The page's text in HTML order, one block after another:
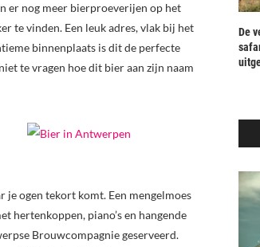
er nog meer bierproeverijen op het
te vinden. Een leuk adres, vlak bij het
binnenplaats is dit de perfecte
te vragen hoe dit bier aan zijn naam
je ogen tekort komt. Een mengelmoes
hertenkoppen, piano’s en hangende
Brouwcompagnie geserveerd.
De